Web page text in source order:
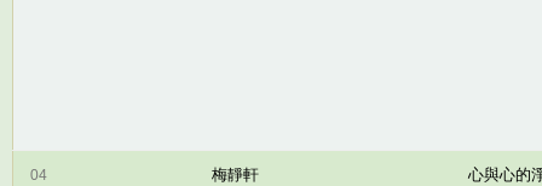
04 梅靜軒 心與心的